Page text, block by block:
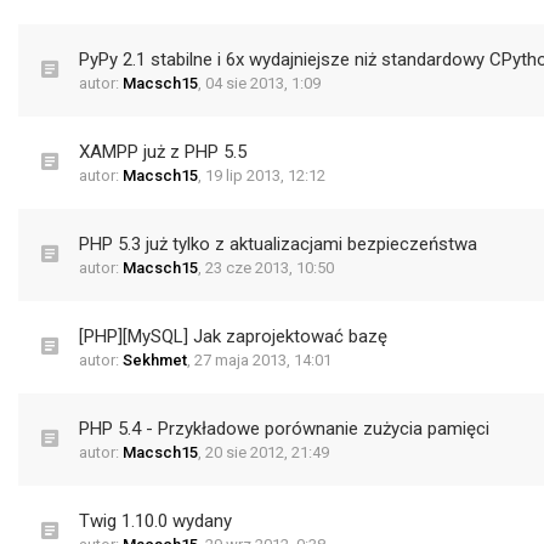
PyPy 2.1 stabilne i 6x wydajniejsze niż standardowy
autor: Macsch15, 04 sie 2013, 1:09
XAMPP już z PHP 5.5
autor: Macsch15, 19 lip 2013, 12:12
PHP 5.3 już tylko z aktualizacjami bezpieczeństwa
autor: Macsch15, 23 cze 2013, 10:50
[PHP][MySQL] Jak zaprojektować bazę
autor: Sekhmet, 27 maja 2013, 14:01
PHP 5.4 - Przykładowe porównanie zużycia pamięci
autor: Macsch15, 20 sie 2012, 21:49
Twig 1.10.0 wydany